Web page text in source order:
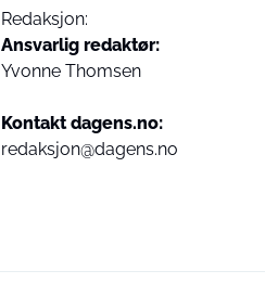
Redaksjon:
Ansvarlig redaktør:
Yvonne Thomsen
Kontakt dagens.no:
redaksjon@dagens.no